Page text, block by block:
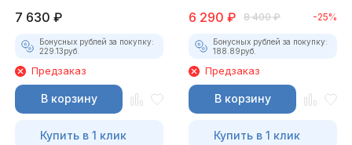
7 630 ₽
Бонусных рублей за покупку:
229.13руб.
Предзаказ
В корзину
Купить в 1 клик
6 290 ₽ 8 400 ₽ -25%
Бонусных рублей за покупку:
188.89руб.
Предзаказ
В корзину
Купить в 1 клик